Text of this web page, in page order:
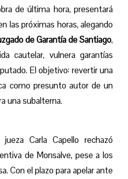
de última hora, presentará
las próximas horas, alegando
de Garantía de Santiago,
cautelar, vulnera garantías
El objetivo: revertir una
como presunto autor de un
una subalterna.
Carla Capello rechazó
de Monsalve, pese a los
Con el plazo para apelar ante